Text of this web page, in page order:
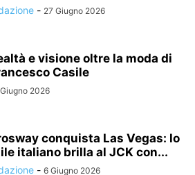
- 27 Giugno 2026
e visione oltre la moda di
Casile
2026
conquista Las Vegas: lo
italiano brilla al JCK con...
- 6 Giugno 2026